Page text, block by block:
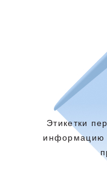
Этикетки
информацию